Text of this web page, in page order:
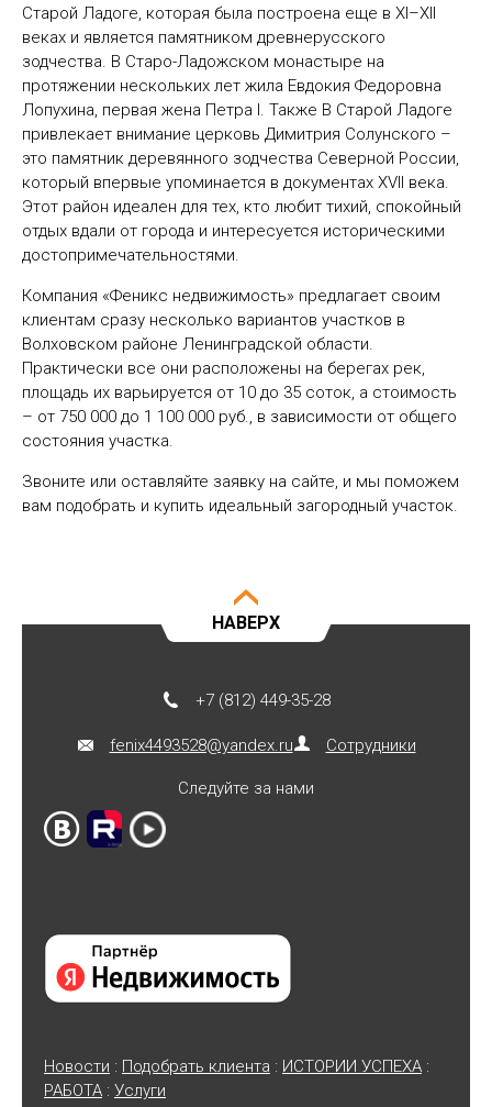
Старой Ладоге, которая была построена еще в XI–XII
веках и является памятником древнерусского
зодчества. В Старо-Ладожском монастыре на
протяжении нескольких лет жила Евдокия Федоровна
Лопухина, первая жена Петра I. Также В Старой Ладоге
привлекает внимание церковь Димитрия Солунского –
это памятник деревянного зодчества Северной России,
который впервые упоминается в документах XVII века.
Этот район идеален для тех, кто любит тихий, спокойный
отдых вдали от города и интересуется историческими
достопримечательностями.
Компания «Феникс недвижимость» предлагает своим
клиентам сразу несколько вариантов участков в
Волховском районе Ленинградской области.
Практически все они расположены на берегах рек,
площадь их варьируется от 10 до 35 соток, а стоимость
– от 750 000 до 1 100 000 руб., в зависимости от общего
состояния участка.
Звоните или оставляйте заявку на сайте, и мы поможем
вам подобрать и купить идеальный загородный участок.
НАВЕРХ
+7 (812) 449-35-28
fenix4493528@yandex.ru Сотрудники
Следуйте за нами
Новости : Подобрать клиента : ИСТОРИИ УСПЕХА :
РАБОТА : Услуги